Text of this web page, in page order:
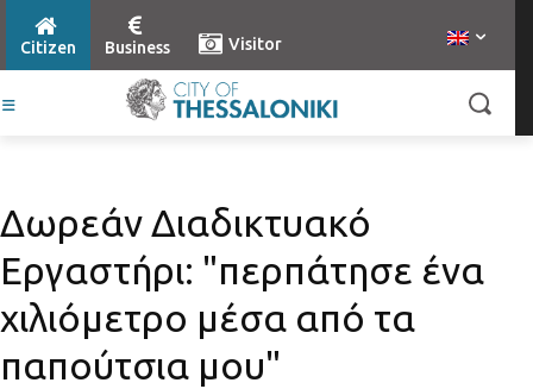
Citizen Business Visitor
Δωρεάν Διαδικτυακό
Εργαστήρι: "περπάτησε ένα
χιλιόμετρο μέσα από τα
παπούτσια μου"